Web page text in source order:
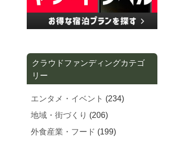
クラウドファンディングカテゴ
リー
エンタメ・イベント (234)
地域・街づくり (206)
外食産業・フード (199)